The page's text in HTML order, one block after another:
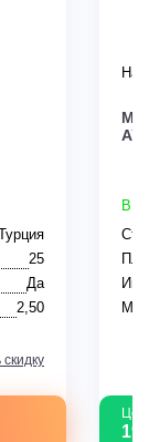
25
Да
2,50
В